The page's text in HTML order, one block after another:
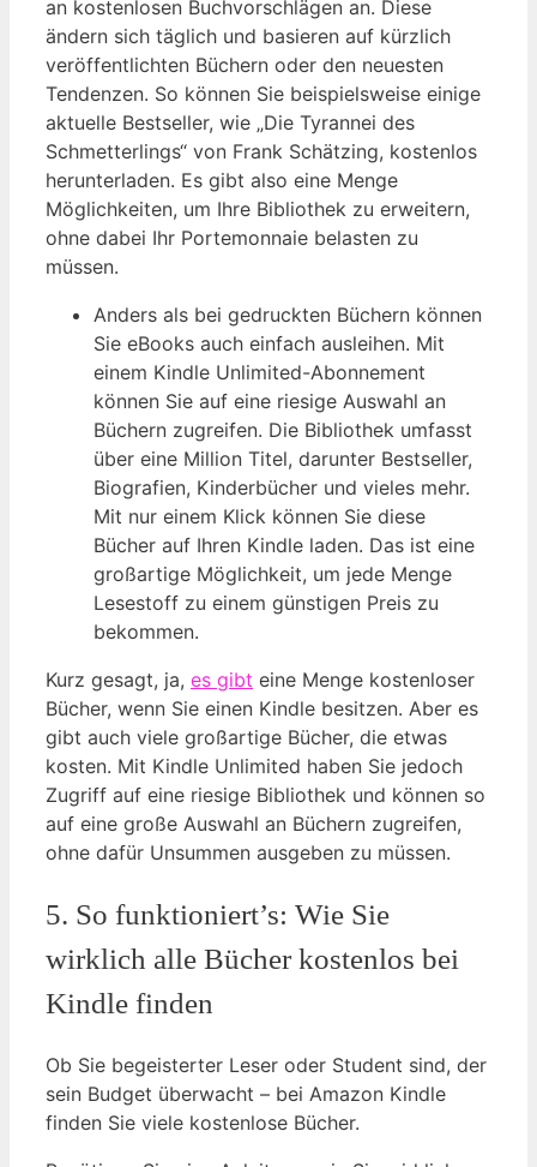
an kostenlosen Buchvorschlägen an. Diese
ändern sich täglich und basieren auf kürzlich
veröffentlichten Büchern oder den neuesten
Tendenzen. So können Sie beispielsweise einige
aktuelle Bestseller, wie „Die Tyrannei des
Schmetterlings“ von Frank Schätzing, kostenlos
herunterladen. Es gibt also eine Menge
Möglichkeiten, um Ihre Bibliothek zu erweitern,
ohne dabei Ihr Portemonnaie belasten zu
müssen.
Anders als bei gedruckten Büchern können
Sie eBooks auch einfach ausleihen. Mit
einem Kindle Unlimited-Abonnement
können Sie auf eine riesige Auswahl an
Büchern zugreifen. Die Bibliothek umfasst
über eine Million Titel, darunter Bestseller,
Biografien, Kinderbücher und vieles mehr.
Mit nur einem Klick können Sie diese
Bücher auf Ihren Kindle laden. Das ist eine
großartige Möglichkeit, um jede Menge
Lesestoff zu einem günstigen Preis zu
bekommen.
Kurz gesagt, ja, es gibt eine Menge kostenloser
Bücher, wenn Sie einen Kindle besitzen. Aber es
gibt auch viele großartige Bücher, die etwas
kosten. Mit Kindle Unlimited haben Sie jedoch
Zugriff auf eine riesige Bibliothek und können so
auf eine große Auswahl an Büchern zugreifen,
ohne dafür Unsummen ausgeben zu müssen.
5. So funktioniert’s: Wie Sie
wirklich alle Bücher kostenlos bei
Kindle finden
Ob Sie begeisterter Leser oder Student sind, der
sein Budget überwacht – bei Amazon Kindle
finden Sie viele kostenlose Bücher.